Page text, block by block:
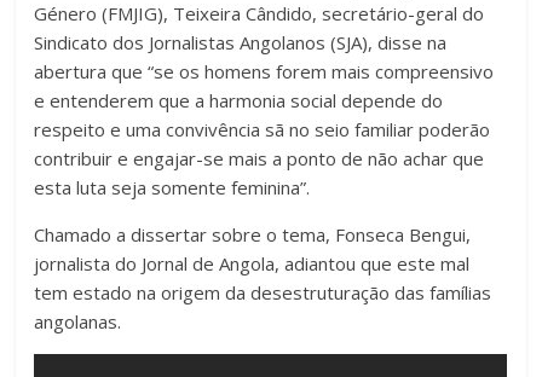
Género (FMJIG), Teixeira Cândido, secretário-geral do
Sindicato dos Jornalistas Angolanos (SJA), disse na
abertura que “se os homens forem mais compreensivo
e entenderem que a harmonia social depende do
respeito e uma convivência sã no seio familiar poderão
contribuir e engajar-se mais a ponto de não achar que
esta luta seja somente feminina”.
Chamado a dissertar sobre o tema, Fonseca Bengui,
jornalista do Jornal de Angola, adiantou que este mal
tem estado na origem da desestruturação das famílias
angolanas.